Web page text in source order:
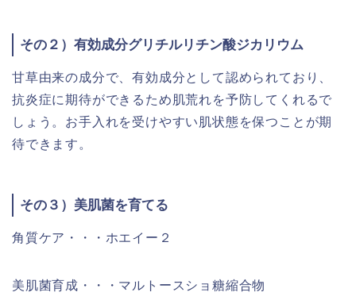
その２）有効成分グリチルリチン酸ジカリウム
甘草由来の成分で、有効成分として認められており、
抗炎症に期待ができるため肌荒れを予防してくれるで
しょう。お手入れを受けやすい肌状態を保つことが期
待できます。
その３）美肌菌を育てる
角質ケア・・・ホエイー２
美肌菌育成・・・マルトースショ糖縮合物